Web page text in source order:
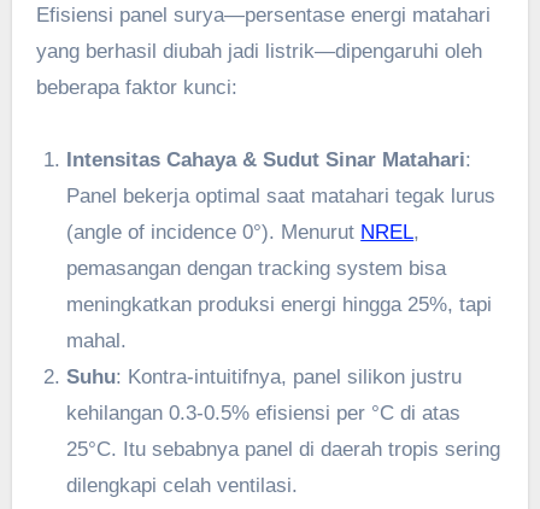
Efisiensi panel surya—persentase energi matahari
yang berhasil diubah jadi listrik—dipengaruhi oleh
beberapa faktor kunci:
Intensitas Cahaya & Sudut Sinar Matahari:
Panel bekerja optimal saat matahari tegak lurus
(angle of incidence 0°). Menurut NREL,
pemasangan dengan tracking system bisa
meningkatkan produksi energi hingga 25%, tapi
mahal.
Suhu: Kontra-intuitifnya, panel silikon justru
kehilangan 0.3-0.5% efisiensi per °C di atas
25°C. Itu sebabnya panel di daerah tropis sering
dilengkapi celah ventilasi.